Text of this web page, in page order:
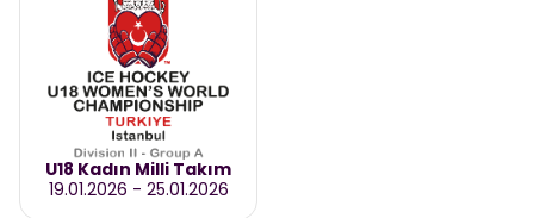
U18 Kadın Milli Takım
19.01.2026 - 25.01.2026